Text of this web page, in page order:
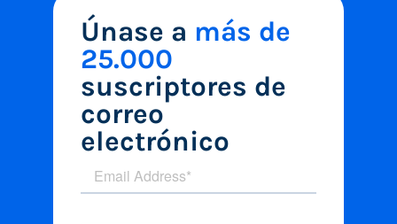
Únase a más de
25.000
suscriptores de
correo
electrónico